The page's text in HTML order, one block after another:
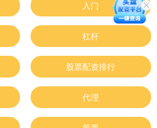
入门
杠杆
股票配资排行
代理